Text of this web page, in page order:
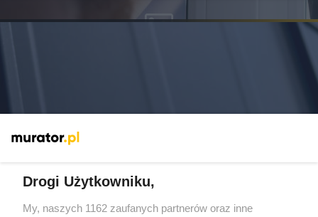
Drogi Użytkowniku,
My, naszych 1162 zaufanych partnerów oraz inne